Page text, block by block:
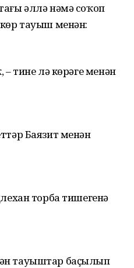
әллә нәмә соҡоп
тауыш менән:
тине лә көрәге менән
Баязит менән
торба тишегенә
тауыштар баҫылып